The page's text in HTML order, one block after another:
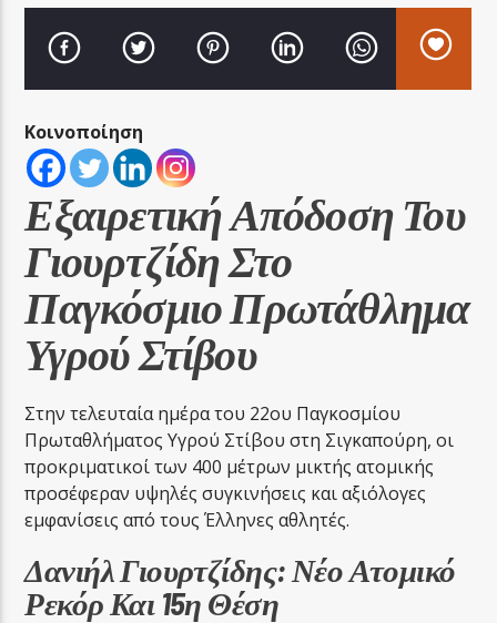
LA FAMIGLIA RADIO
LA FAMIGLIA ΝΗΣΙΩΤΙΚΑ
Κοινοποίηση
Εξαιρετική Απόδοση Του
Γιουρτζίδη Στο
Παγκόσμιο Πρωτάθλημα
Υγρού Στίβου
Στην τελευταία ημέρα του 22ου Παγκοσμίου
Πρωταθλήματος Υγρού Στίβου στη Σιγκαπούρη, οι
προκριματικοί των 400 μέτρων μικτής ατομικής
προσέφεραν υψηλές συγκινήσεις και αξιόλογες
εμφανίσεις από τους Έλληνες αθλητές.
Δανιήλ Γιουρτζίδης: Νέο Ατομικό
Ρεκόρ Και 15η Θέση